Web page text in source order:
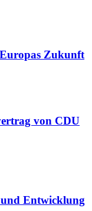
Europas Zukunft
von CDU
Entwicklung